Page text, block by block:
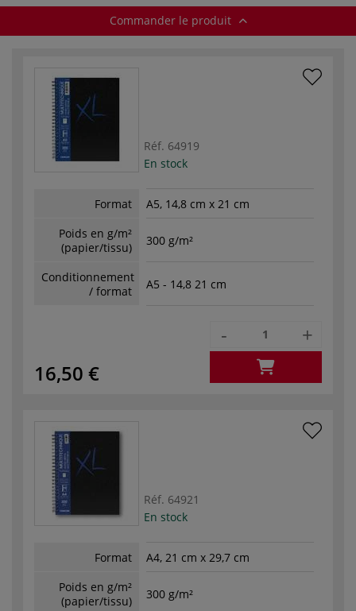
Commander le produit
Réf. 64919
En stock
Format
A5, 14,8 cm x 21 cm
Poids en g/m²
(papier/tissu)
300 g/m²
Conditionnement
/ format
A5 - 14,8 21 cm
16,50 €
- +
Réf. 64921
En stock
Format
A4, 21 cm x 29,7 cm
Poids en g/m²
(papier/tissu)
300 g/m²